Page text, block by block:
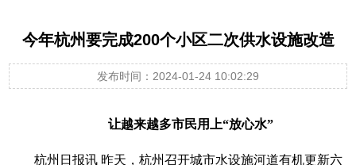
今年杭州要完成200个小区二次供水设施改造
发布时间：2024-01-24 10:02:29
让越来越多市民用上“放心水”
杭州日报讯 昨天，杭州召开城市水设施河道有机更新六